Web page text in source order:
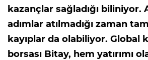
kazançlar sağladığı biliniyor.
adımlar atılmadığı zaman
kayıplar da olabiliyor. Global
borsası Bitay, hem yatırımı